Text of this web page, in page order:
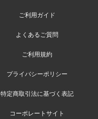
ご利用ガイド
よくあるご質問
ご利用規約
プライバシーポリシー
特定商取引法に基づく表記
コーポレートサイト